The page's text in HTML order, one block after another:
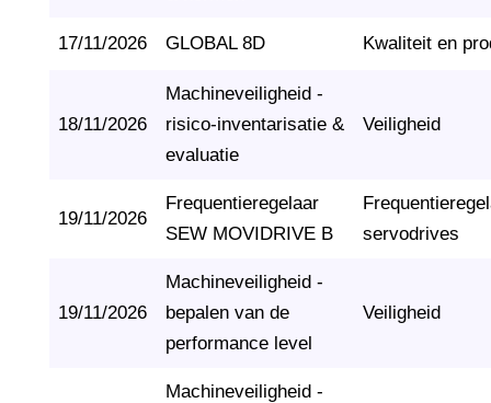
17/11/2026 GLOBAL 8D Kwaliteit en
18/11/2026
Machineveiligheid -
risico-inventarisatie &
evaluatie
Veiligheid
19/11/2026
Frequentieregelaar
SEW MOVIDRIVE B
servodrives
19/11/2026
Machineveiligheid -
bepalen van de
performance level
Veiligheid
Machineveiligheid -